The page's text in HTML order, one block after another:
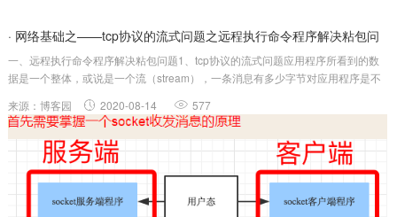
· 网络基础之——tcp协议的流式问题之远程执行命令程序解决粘包问
题，定制复杂的报头
一、远程执行命令程序解决粘包问题1、tcp协议的流式问题应用程序所看到的数
据是一个整体，或说是一个流（stream），一条消息有多少字节对应用程序是不
包现象只有TCP有粘包现象，UDP永远不会粘包 这里缓存的作用：...
来源：博客园 2020-08-14 577